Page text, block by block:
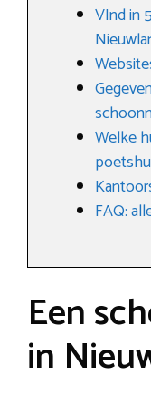
VInd in
Welke
FAQ:
Een
in